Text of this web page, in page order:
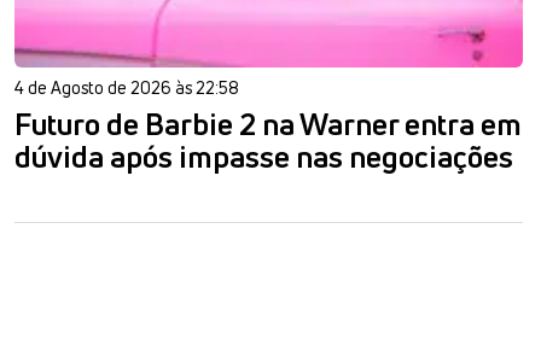
4 de Agosto de 2026 às 22:58
Futuro de Barbie 2 na Warner entra em
dúvida após impasse nas negociações